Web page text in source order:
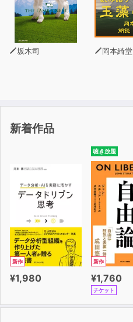
坂木司 岡本綺堂
新着作品
新作
¥1,980
聴き放題
新作
¥1,760
チケット